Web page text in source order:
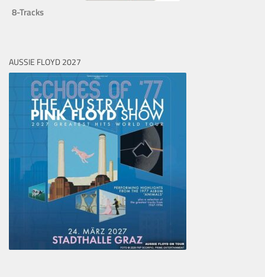
8-Tracks
AUSSIE FLOYD 2027